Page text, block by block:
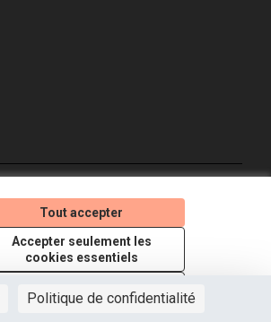
Politique de confidentialité
Tout accepter
Accepter seulement les
cookies essentiels
(Lien externe)
(Lien externe)
(Lien externe)
Licence Creative
(Lien externe)